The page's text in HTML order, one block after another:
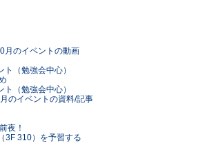
月のイベントの動画
（勉強会中心）
（勉強会中心）
のイベントの資料/記事
夜！
3F 310）を予習する